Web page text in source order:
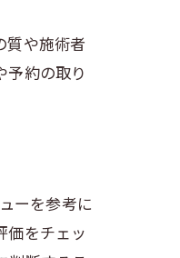
質や施術者
予約の取り
ーを参考に
価をチェッ